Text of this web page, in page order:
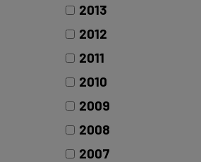
2013
2012
2011
2010
2009
2008
2007